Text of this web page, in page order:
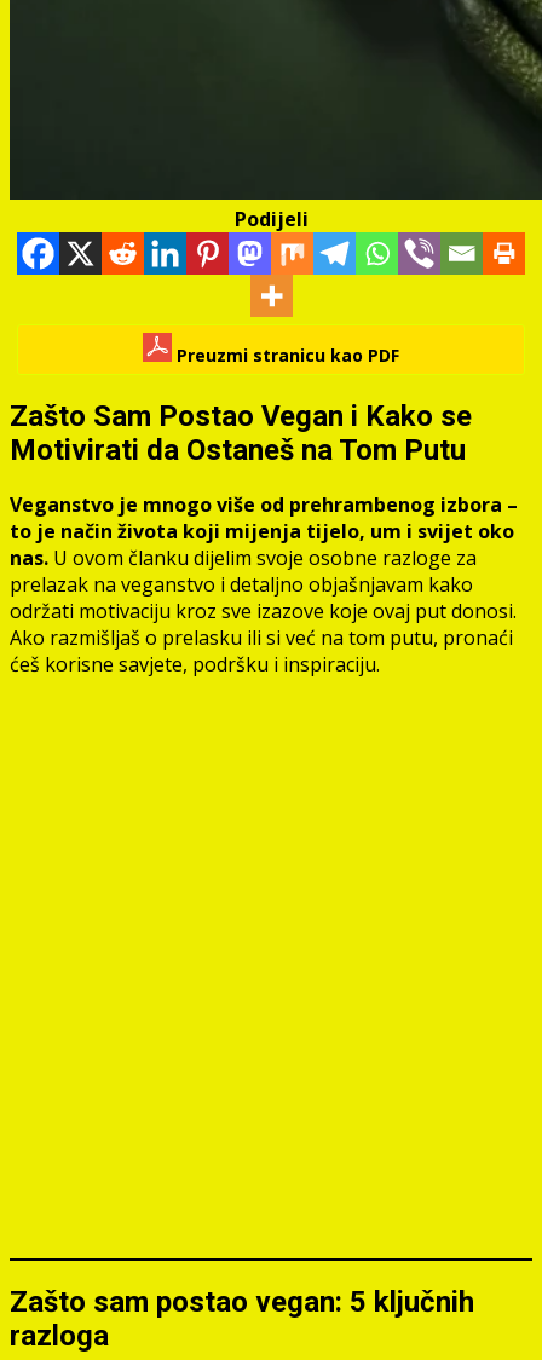
Podijeli
Preuzmi stranicu kao PDF
Zašto Sam Postao Vegan i Kako se
Motivirati da Ostaneš na Tom Putu
Veganstvo je mnogo više od prehrambenog izbora –
to je način života koji mijenja tijelo, um i svijet oko
nas. U ovom članku dijelim svoje osobne razloge za
prelazak na veganstvo i detaljno objašnjavam kako
održati motivaciju kroz sve izazove koje ovaj put donosi.
Ako razmišljaš o prelasku ili si već na tom putu, pronaći
ćeš korisne savjete, podršku i inspiraciju.
Zašto sam postao vegan: 5 ključnih
razloga